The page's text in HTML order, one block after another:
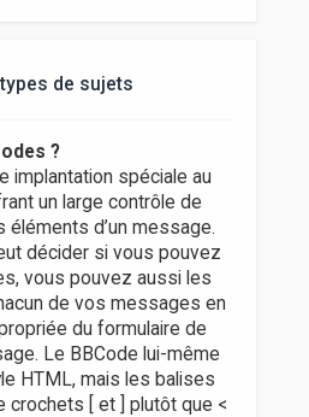
de sujets
?
implantation spéciale au
un large contrôle de
d’un message.
décider si vous pouvez
vous pouvez aussi les
de vos messages en
du formulaire de
Le BBCode lui-même
HTML, mais les balises
crochets [ et ] plutôt que <